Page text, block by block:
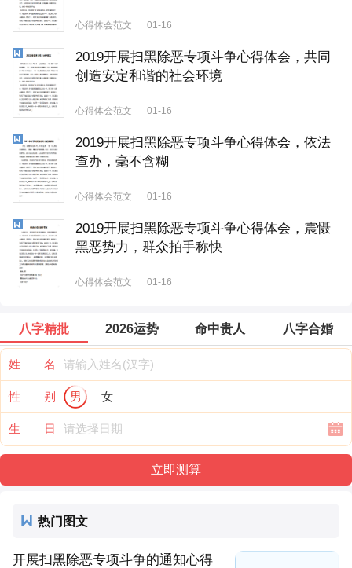
心得体会范文 01-16
2019开展扫黑除恶专项斗争心得体会，共同
创造安定和谐的社会环境
心得体会范文 01-16
2019开展扫黑除恶专项斗争心得体会，依法
查办，毫不含糊
心得体会范文 01-16
2019开展扫黑除恶专项斗争心得体会，震慑
黑恶势力，群众拍手称快
心得体会范文 01-16
八字精批 2026运势 命中贵人 八字合婚
姓 名
性 别 男 女
生 日
热门图文
开展扫黑除恶专项斗争的通知心得